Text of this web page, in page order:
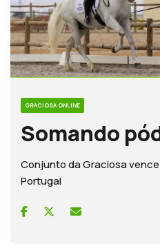
GRACIOSA ONLINE
Somando
Conjunto da Graciosa
Portugal